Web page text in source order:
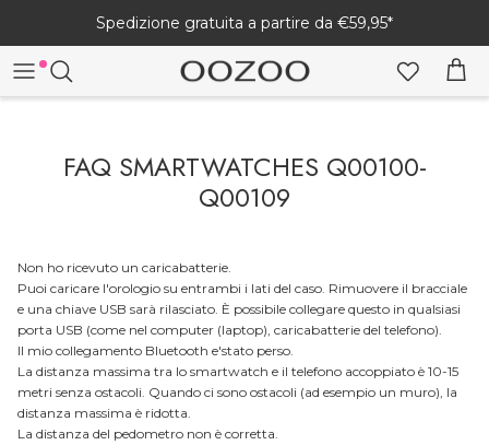
contenuto
Spedizione gratuita a partire da €59,95*
ALL
WOMEN'S
TIMEPIECES
VINTAGE SERIES
ALL
WOMEN'S
SMARTWATCH STRAPS
CHARGERS
SMARTWATCH MANUAL & FAQ
ALL JEWELLERY
BRACELETS
NECKLACES
JEWELLERY SETS
MEN'S JEWELLERY
FAQ SMARTWATCHES Q00100-
Q00109
Non ho ricevuto un caricabatterie.
Puoi caricare l'orologio su entrambi i lati del caso. Rimuovere il bracciale
e una chiave USB sarà rilasciato. È possibile collegare questo in qualsiasi
porta USB (come nel computer (laptop), caricabatterie del telefono).
Il mio collegamento Bluetooth e'stato perso.
La distanza massima tra lo smartwatch e il telefono accoppiato è 10-15
metri senza ostacoli. Quando ci sono ostacoli (ad esempio un muro), la
distanza massima è ridotta.
La distanza del pedometro non è corretta.